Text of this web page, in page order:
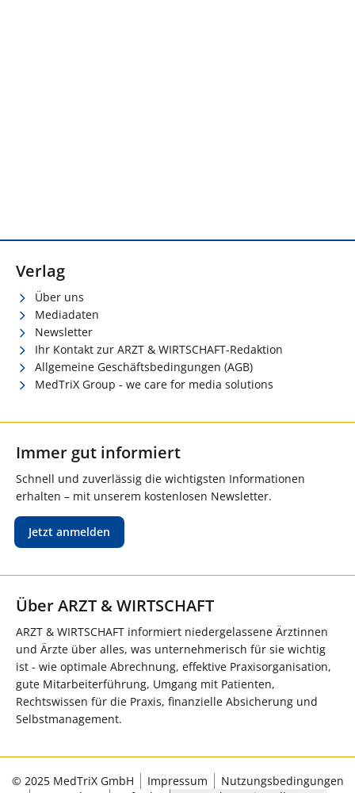
Verlag
Über uns
Mediadaten
Newsletter
Ihr Kontakt zur ARZT & WIRTSCHAFT-Redaktion
Allgemeine Geschäftsbedingungen (AGB)
MedTriX Group - we care for media solutions
Immer gut informiert
Schnell und zuverlässig die wichtigsten Informationen
erhalten – mit unserem kostenlosen Newsletter.
Jetzt anmelden
Über ARZT & WIRTSCHAFT
ARZT & WIRTSCHAFT informiert niedergelassene Ärztinnen
und Ärzte über alles, was unternehmerisch für sie wichtig
ist - wie optimale Abrechnung, effektive Praxisorganisation,
gute Mitarbeiterführung, Umgang mit Patienten,
Rechtswissen für die Praxis, finanzielle Absicherung und
Selbstmanagement.
© 2025 MedTriX GmbH Impressum
Nutzungsbedingungen